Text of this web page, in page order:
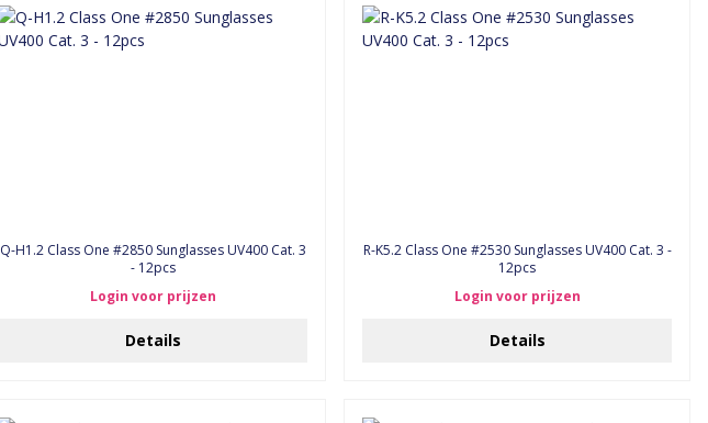
Q-H1.2 Class One #2850 Sunglasses UV400 Cat. 3
- 12pcs
Login voor prijzen
Details
R-K5.2 Class One #2530 Sunglasses UV400 Cat. 3 -
12pcs
Login voor prijzen
Details